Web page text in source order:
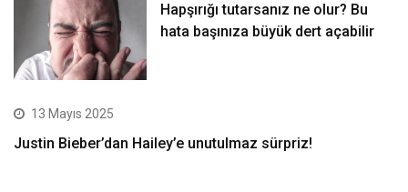
Hapşırığı tutarsanız ne olur? Bu
hata başınıza büyük dert açabilir
13 Mayıs 2025
Justin Bieber’dan Hailey’e unutulmaz sürpriz!